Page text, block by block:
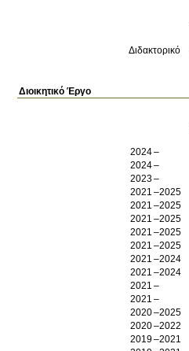
Διδακτορικό
Διοικητικό Έργο
2024
2024
2023
2021
2025
2021
2025
2021
2025
2021
2025
2021
2025
2021
2024
2021
2024
2021
2021
2020
2025
2020
2022
2019
2021